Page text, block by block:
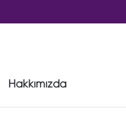
Hakkımızda